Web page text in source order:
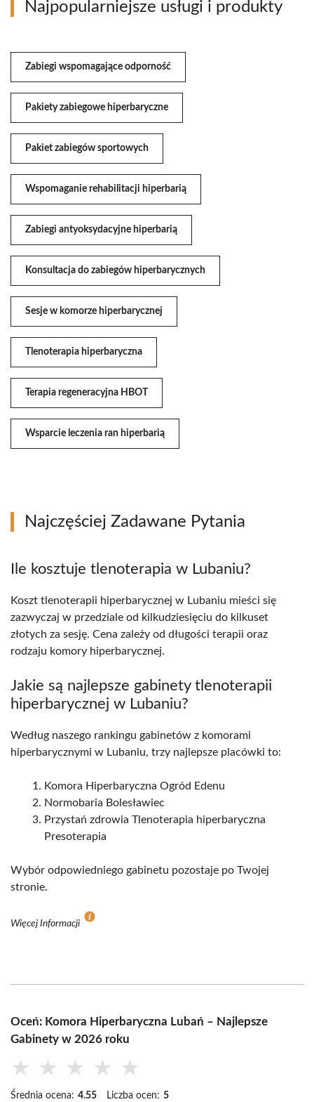
Najpopularniejsze usługi i produkty
Zabiegi wspomagające odporność
Pakiety zabiegowe hiperbaryczne
Pakiet zabiegów sportowych
Wspomaganie rehabilitacji hiperbarią
Zabiegi antyoksydacyjne hiperbarią
Konsultacja do zabiegów hiperbarycznych
Sesje w komorze hiperbarycznej
Tlenoterapia hiperbaryczna
Terapia regeneracyjna HBOT
Wsparcie leczenia ran hiperbarią
Najczęściej Zadawane Pytania
Ile kosztuje tlenoterapia w Lubaniu?
Koszt tlenoterapii hiperbarycznej w Lubaniu mieści się
zazwyczaj w przedziale od kilkudziesięciu do kilkuset
złotych za sesję. Cena zależy od długości terapii oraz
rodzaju komory hiperbarycznej.
Jakie są najlepsze gabinety tlenoterapii
hiperbarycznej w Lubaniu?
Według naszego rankingu gabinetów z komorami
hiperbarycznymi w Lubaniu, trzy najlepsze placówki to:
Komora Hiperbaryczna Ogród Edenu
Normobaria Bolesławiec
Przystań zdrowia Tlenoterapia hiperbaryczna
Presoterapia
Wybór odpowiedniego gabinetu pozostaje po Twojej
stronie.
Więcej Informacji
Oceń: Komora Hiperbaryczna Lubań – Najlepsze
Gabinety w 2026 roku
★ ★ ★ ★ ★
Średnia ocena: 4.55 Liczba ocen: 5